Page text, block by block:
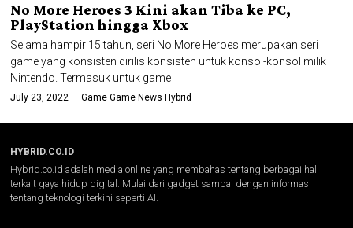
No More Heroes 3 Kini akan Tiba ke PC,
PlayStation hingga Xbox
Selama hampir 15 tahun, seri No More Heroes merupakan seri
game yang konsisten dirilis konsisten untuk konsol-konsol milik
Nintendo. Termasuk untuk game
July 23, 2022 Game·Game News·Hybrid
HYBRID.CO.ID
Hybrid.co.id adalah media online yang membahas tentang berbagai hal
terkait gaya hidup digital. Mulai dari gadget sampai dengan informasi
tentang teknologi terkini seperti AI.